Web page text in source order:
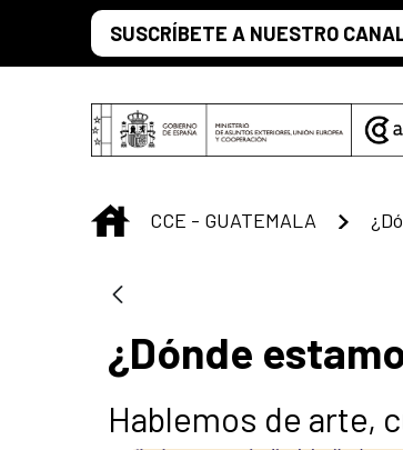
Saltar al contenido principal
SUSCRÍBETE A NUESTRO
INICIO
CCE - GUATEMALA
¿Dónde
Hablemos de arte,